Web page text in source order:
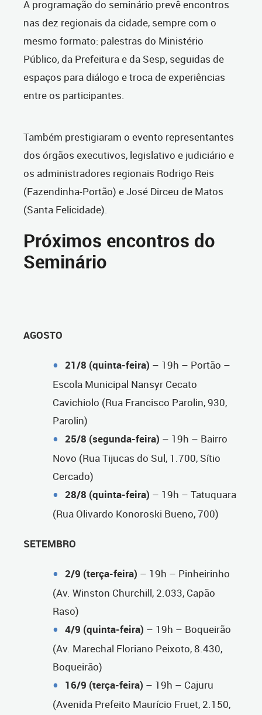
A programação do seminário prevê encontros
nas dez regionais da cidade, sempre com o
mesmo formato: palestras do Ministério
Público, da Prefeitura e da Sesp, seguidas de
espaços para diálogo e troca de experiências
entre os participantes.
Também prestigiaram o evento representantes
dos órgãos executivos, legislativo e judiciário e
os administradores regionais Rodrigo Reis
(Fazendinha-Portão) e José Dirceu de Matos
(Santa Felicidade).
Próximos encontros do
Seminário
AGOSTO
21/8 (quinta-feira) – 19h – Portão –
Escola Municipal Nansyr Cecato
Cavichiolo (Rua Francisco Parolin, 930,
Parolin)
25/8 (segunda-feira) – 19h – Bairro
Novo (Rua Tijucas do Sul, 1.700, Sítio
Cercado)
28/8 (quinta-feira) – 19h – Tatuquara
(Rua Olivardo Konoroski Bueno, 700)
SETEMBRO
2/9 (terça-feira) – 19h – Pinheirinho
(Av. Winston Churchill, 2.033, Capão
Raso)
4/9 (quinta-feira) – 19h – Boqueirão
(Av. Marechal Floriano Peixoto, 8.430,
Boqueirão)
16/9 (terça-feira) – 19h – Cajuru
(Avenida Prefeito Maurício Fruet, 2.150,